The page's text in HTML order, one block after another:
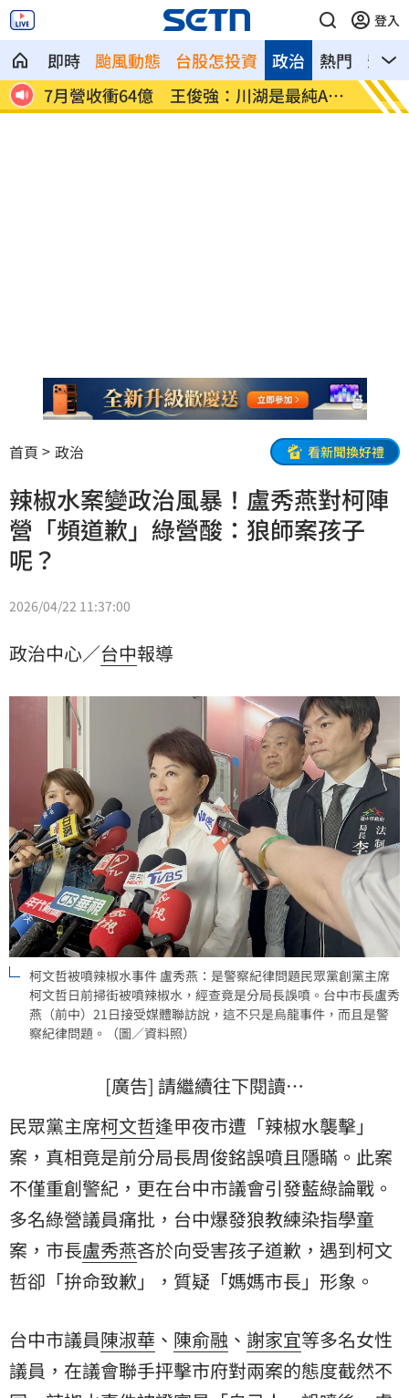
登入
即時 颱風動態 台股怎投資 熱門 影音
政治
上
7月營收衝64億 王俊強：川湖是最純AI
股
兒遭
碎
首頁 政治 看新聞換好禮
辣椒水案變政治風暴！盧秀燕對柯陣
營「頻道歉」綠營酸：狼師案孩子
呢？
2026/04/22 11:37:00
政治中心／台中報導
柯文哲被噴辣椒水事件 盧秀燕：是警察紀律問題民眾黨創黨主席
柯文哲日前掃街被噴辣椒水，經查竟是分局長誤噴。台中市長盧秀
燕（前中）21日接受媒體聯訪說，這不只是烏龍事件，而且是警
察紀律問題。（圖／資料照）
[廣告] 請繼續往下閱讀…
民眾黨主席柯文哲逢甲夜市遭「辣椒水襲擊」
案，真相竟是前分局長周俊銘誤噴且隱瞞。此案
不僅重創警紀，更在台中市議會引發藍綠論戰。
多名綠營議員痛批，台中爆發狼教練染指學童
案，市長盧秀燕吝於向受害孩子道歉，遇到柯文
哲卻「拚命致歉」，質疑「媽媽市長」形象。
台中市議員陳淑華 、 陳俞融 、 謝家宜等多名女性
議員，在議會聯手抨擊市府對兩案的態度截然不